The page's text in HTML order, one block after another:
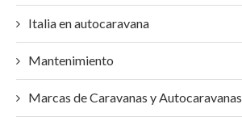
Italia en autocaravana
Mantenimiento
Marcas de Caravanas y Autocaravanas